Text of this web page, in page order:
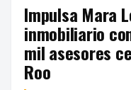
Impulsa Mara
inmobiliario
mil asesores
Roo